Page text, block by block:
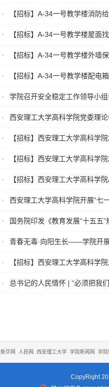
【招标】A-34一号教学楼消防
【招标】A-34一号教学楼屋面
【招标】A-34一号教学楼外墙
【招标】A-34一号教学楼配电
学院召开安全稳定工作领导小
西安理工大学高科学院党委理
【招标】西安理工大学高科学
【招标】西安理工大学高科学
【招标】西安理工大学高科学
西安理工大学高科学院开展“七
国务院印发《教育发展“十五五”
青春无毒·向阳生长——学院开
【招标】西安理工大学高科学
总书记的人民情怀 | “必须把我
新华网 人民网 西安理工大学 学院新闻网 学院
CopyRight